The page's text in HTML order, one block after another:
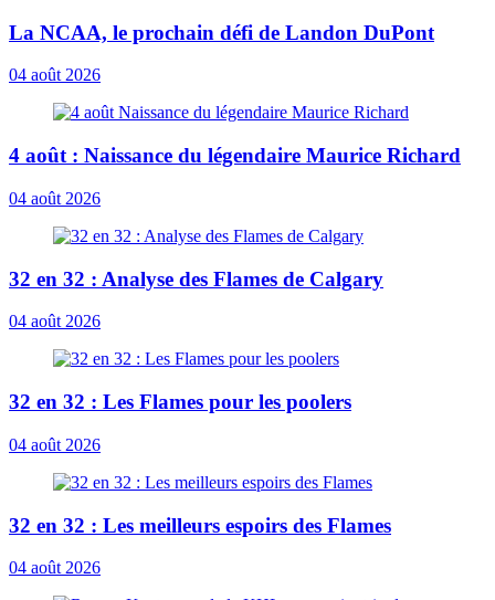
La NCAA, le prochain défi de Landon DuPont
04 août 2026
4 août : Naissance du légendaire Maurice Richard
04 août 2026
32 en 32 : Analyse des Flames de Calgary
04 août 2026
32 en 32 : Les Flames pour les poolers
04 août 2026
32 en 32 : Les meilleurs espoirs des Flames
04 août 2026